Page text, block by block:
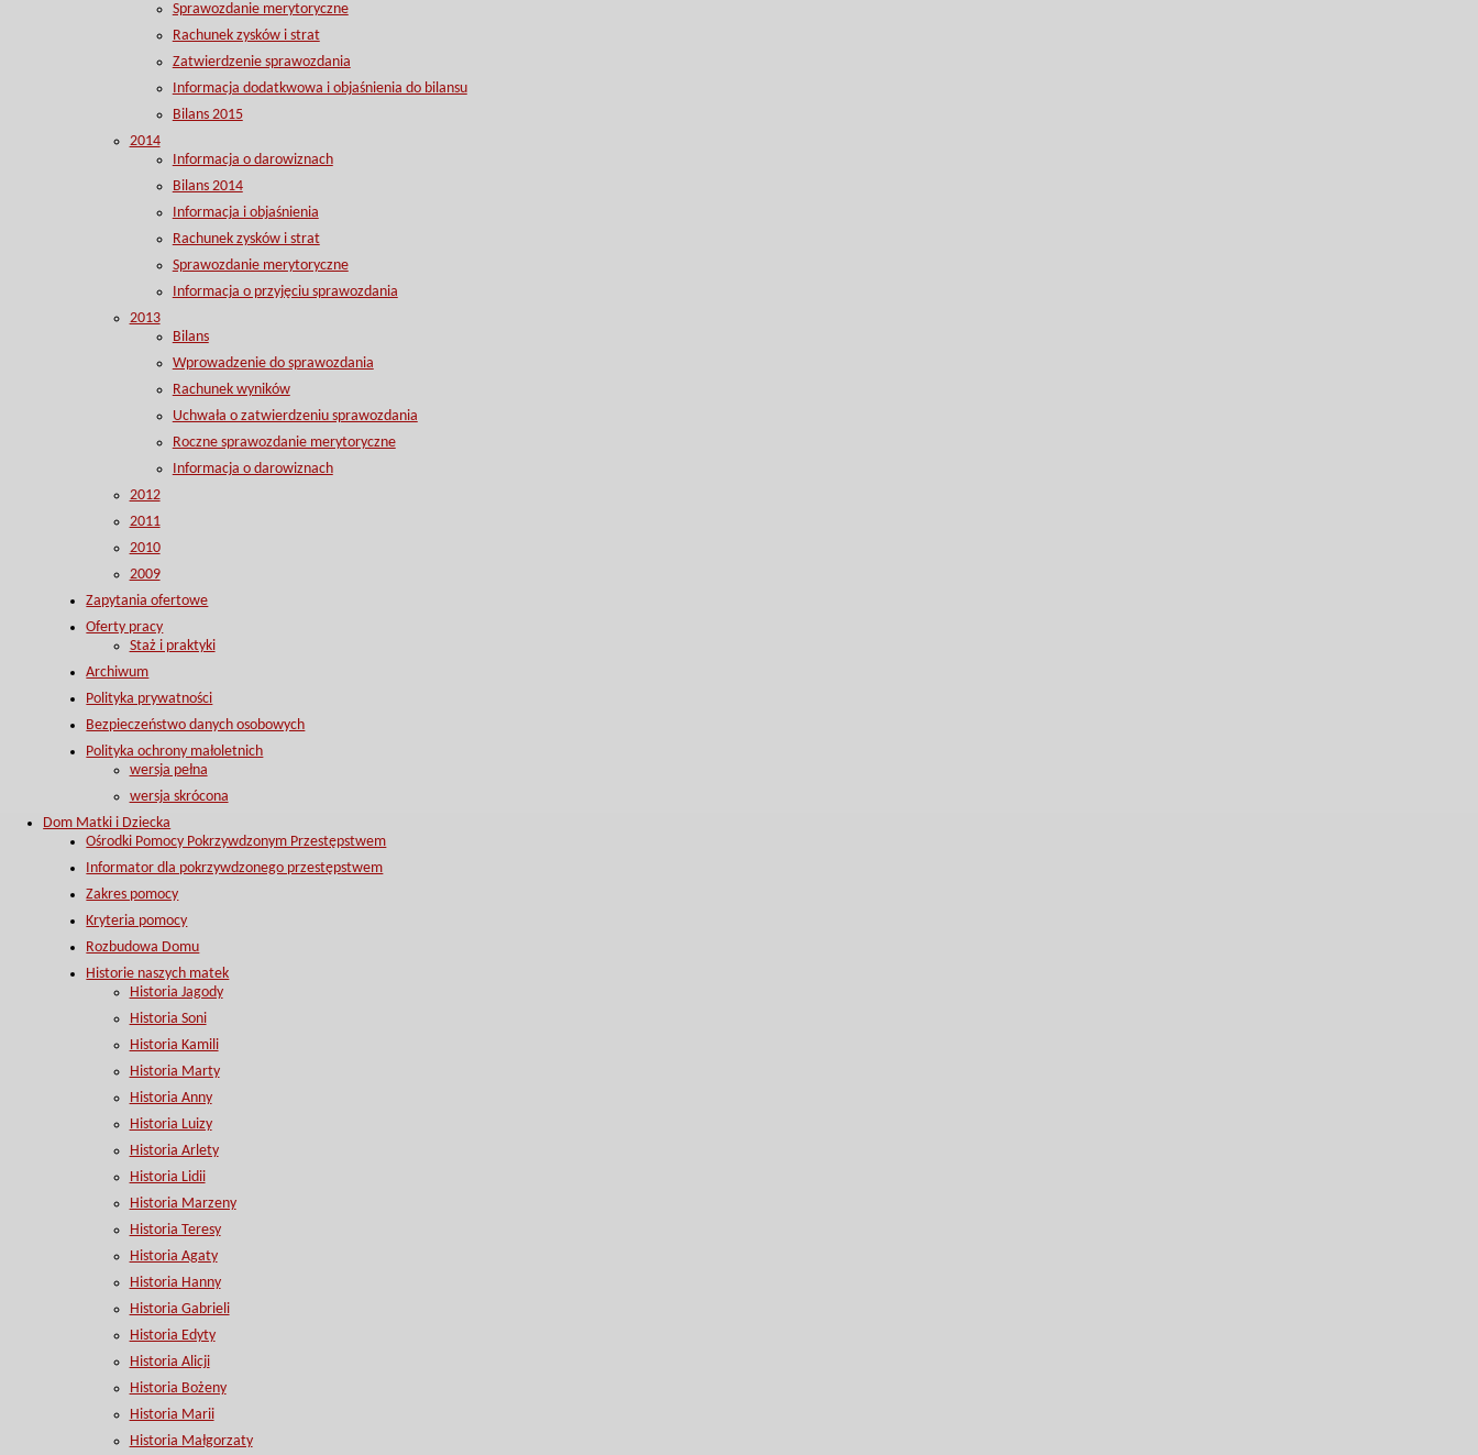
Sprawozdanie merytoryczne
Rachunek zysków i strat
Zatwierdzenie sprawozdania
Informacja dodatkwowa i objaśnienia do bilansu
Bilans 2015
2014
Informacja o darowiznach
Bilans 2014
Informacja i objaśnienia
Rachunek zysków i strat
Sprawozdanie merytoryczne
Informacja o przyjęciu sprawozdania
2013
Bilans
Wprowadzenie do sprawozdania
Rachunek wyników
Uchwała o zatwierdzeniu sprawozdania
Roczne sprawozdanie merytoryczne
Informacja o darowiznach
2012
2011
2010
2009
Zapytania ofertowe
Oferty pracy
Staż i praktyki
Archiwum
Polityka prywatności
Bezpieczeństwo danych osobowych
Polityka ochrony małoletnich
wersja pełna
wersja skrócona
Dom Matki i Dziecka
Ośrodki Pomocy Pokrzywdzonym Przestępstwem
Informator dla pokrzywdzonego przestępstwem
Zakres pomocy
Kryteria pomocy
Rozbudowa Domu
Historie naszych matek
Historia Jagody
Historia Soni
Historia Kamili
Historia Marty
Historia Anny
Historia Luizy
Historia Arlety
Historia Lidii
Historia Marzeny
Historia Teresy
Historia Agaty
Historia Hanny
Historia Gabrieli
Historia Edyty
Historia Alicji
Historia Bożeny
Historia Marii
Historia Małgorzaty